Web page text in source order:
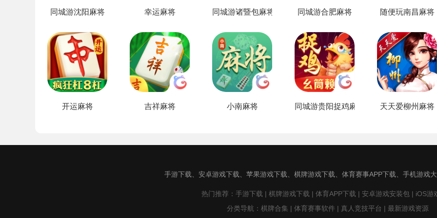
同城游沈阳麻将 幸运麻将 同城游诸暨包麻将 同城游合肥麻将 随便玩南昌麻将
开运麻将 吉祥麻将 小南麻将 同城游贵阳捉鸡麻将 天天爱柳州麻将
手游下载、安卓游戏下载、苹果游戏下载、棋牌游戏下载、体育赛事APP下载、手机游戏大
热门推荐：手游下载 | 棋牌游戏下载 | 体育APP下载 | 安卓游戏安装包 | iOS游
分类导航：棋牌合集 | 体育赛事软件 | 真人竞技平台 | 最新游戏资源